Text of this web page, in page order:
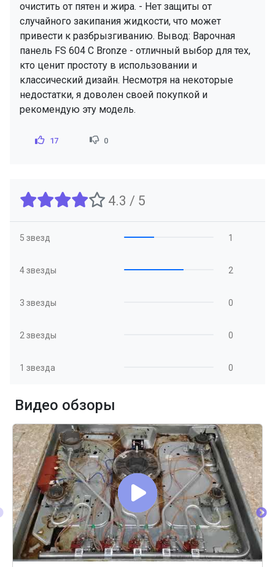
очистить от пятен и жира. - Нет защиты от
случайного закипания жидкости, что может
привести к разбрызгиванию. Вывод: Варочная
панель FS 604 C Bronze - отличный выбор для тех,
кто ценит простоту в использовании и
классический дизайн. Несмотря на некоторые
недостатки, я доволен своей покупкой и
рекомендую эту модель.
17 0
4.3 / 5
5 звезд 1
4 звезды 2
3 звезды 0
2 звезды 0
1 звезда 0
Видео обзоры